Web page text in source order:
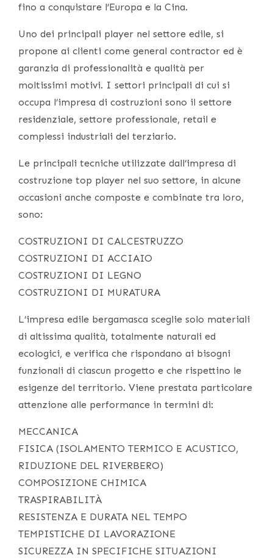
fino a conquistare l’Europa e la Cina.
Uno dei principali player nel settore edile, si
propone ai clienti come general contractor ed è
garanzia di professionalità e qualità per
moltissimi motivi. I settori principali di cui si
occupa l’impresa di costruzioni sono il settore
residenziale, settore professionale, retail e
complessi industriali del terziario.
Le principali tecniche utilizzate dall’impresa di
costruzione top player nel suo settore, in alcune
occasioni anche composte e combinate tra loro,
sono:
COSTRUZIONI DI CALCESTRUZZO
COSTRUZIONI DI ACCIAIO
COSTRUZIONI DI LEGNO
COSTRUZIONI DI MURATURA
L’impresa edile bergamasca sceglie solo materiali
di altissima qualità, totalmente naturali ed
ecologici, e verifica che rispondano ai bisogni
funzionali di ciascun progetto e che rispettino le
esigenze del territorio. Viene prestata particolare
attenzione alle performance in termini di:
MECCANICA
FISICA (ISOLAMENTO TERMICO E ACUSTICO,
RIDUZIONE DEL RIVERBERO)
COMPOSIZIONE CHIMICA
TRASPIRABILITÀ
RESISTENZA E DURATA NEL TEMPO
TEMPISTICHE DI LAVORAZIONE
SICUREZZA IN SPECIFICHE SITUAZIONI